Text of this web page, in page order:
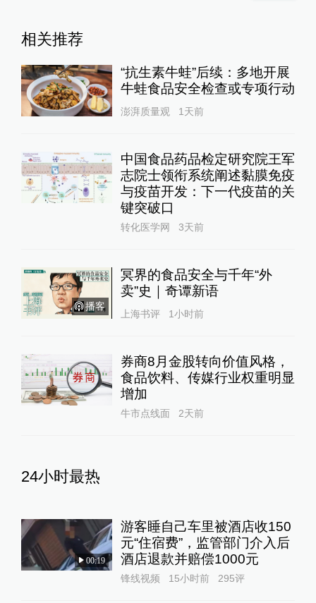
相关推荐
“抗生素牛蛙”后续：多地开展
牛蛙食品安全检查或专项行动
澎湃质量观 1天前
中国食品药品检定研究院王军
志院士领衔系统阐述黏膜免疫
与疫苗开发：下一代疫苗的关
键突破口
转化医学网 3天前
播客
冥界的食品安全与千年“外
卖”史｜奇谭新语
上海书评 1小时前
券商8月金股转向价值风格，
食品饮料、传媒行业权重明显
增加
牛市点线面 2天前
24小时最热
00:19
游客睡自己车里被酒店收150
元“住宿费”，监管部门介入后
酒店退款并赔偿1000元
锋线视频 15小时前 295评